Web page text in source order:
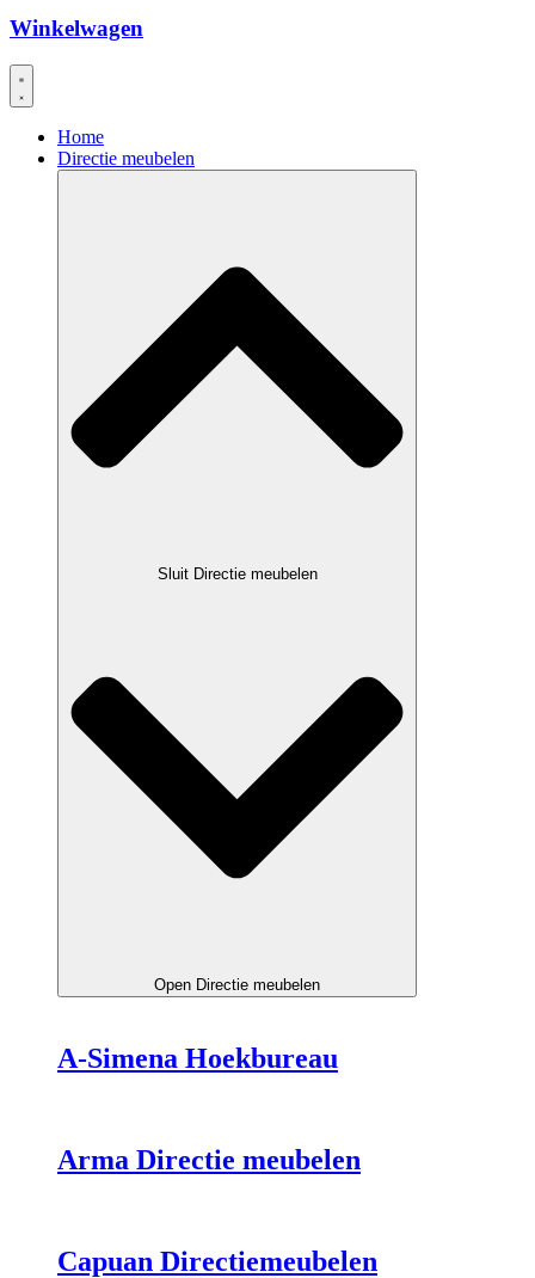
Winkelwagen
Home
Directie meubelen
Sluit Directie meubelen
Open Directie meubelen
A-Simena Hoekbureau
Arma Directie meubelen
Capuan Directiemeubelen